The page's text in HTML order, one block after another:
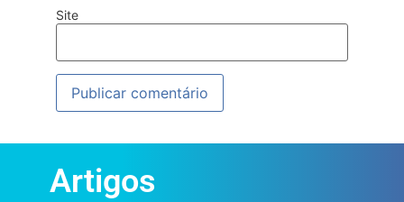
Site
Artigos